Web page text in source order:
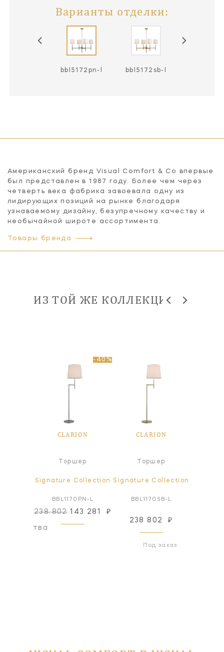
Варианты отделки:
bbl5172pn-l bbl5172sb-l
Американский бренд Visual Comfort & Co впервые
был представлен в 1987 году. Более чем через
четверть века фабрика завоевала одну из
лидирующих позиций на рынке благодаря
узнаваемому дизайну, безупречному качеству и
необычайной широте ассортимента.
Товары бренда
ИЗ ТОЙ ЖЕ КОЛЛЕКЦИИ
-40%
CLARION
Торшер
Signature Collection
BBL1170PN-L
238 802143 281 ₽
CLARION
Торшер
Signature Collection
BBL1170SB-L
238 802 ₽
Под заказ